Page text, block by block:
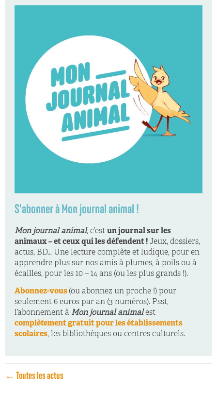
S'abonner à Mon journal animal !
Mon journal animal, c’est un journal sur les
animaux – et ceux qui les défendent ! Jeux, dossiers,
actus, BD… Une lecture complète et ludique, pour en
apprendre plus sur nos amis à plumes, à poils ou à
écailles, pour les 10 – 14 ans (ou les plus grands !).
Abonnez-vous (ou abonnez un proche !) pour
seulement 6 euros par an (3 numéros). Psst,
l’abonnement à Mon journal animalest
complètement gratuit pour les établissements
scolaires, les bibliothèques ou centres culturels.
← Toutes les actus